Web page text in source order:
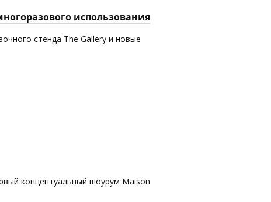
использования
стенда The Gallery и новые
концептуальный шоурум Maison